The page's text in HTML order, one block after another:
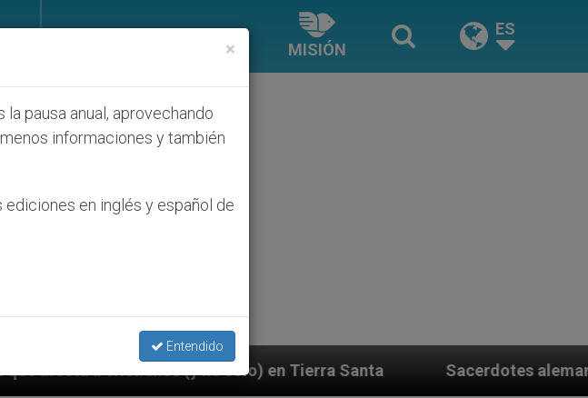
MISIÓN
ES
en Tierra Santa Sacerdotes alemanes fieles al Papa
×
pausa anual, aprovechando
informaciones y también
en inglés y español de
Entendido